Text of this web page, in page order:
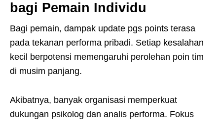
bagi Pemain Individu
Bagi pemain, dampak update pgs points terasa
pada tekanan performa pribadi. Setiap kesalahan
kecil berpotensi memengaruhi perolehan poin tim
di musim panjang.
Akibatnya, banyak organisasi memperkuat
dukungan psikolog dan analis performa. Fokus